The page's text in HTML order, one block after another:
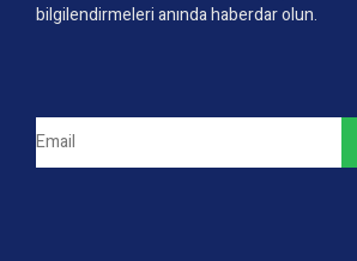
bilgilendirmeleri anında haberdar olun.